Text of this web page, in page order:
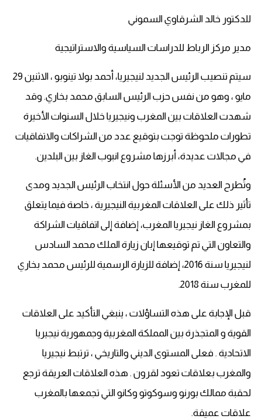
للدكتور خالد الشرقاوي السموني
مدير مركز الرباط للدراسات السياسية والاستراتيجية
سيتم تنصيب الرئيس الجديد لنيجيريا، أحمد بولا تينوبو ، الاثنين 29
مايو ، وهو من نفس حزب الرئيس السابق محمد بخاري. وقد
شهدت العلاقات بين المغرب ونيجيريا خلال السنوات الأخيرة
تطورات ملحوظة توجت بتوقيع عدد من الشراكات والاتفاقيات
في مجالات عديدة، أبرزها مشروع انبوب الغاز بين البلدين.
وتُطرح العديد من الأسئلة حول انتخاب الرئيس الجديد ومدى
تأثير ذلك على العلاقات المغربية النيجيرية ، خاصة فيما يتعلق
بمشروع الغاز نيجيريا المغرب، إضافة إلى اتفاقيات الشراكة
والتعاون التي تم توقيعها إبان زيارة الملك محمد السادس
لنيجيريا سنة 2016، إضافة للزيارة الرسمية للرئيس محمد بخاري
للمغرب سنة 2018.
قبل الإجابة على هذه التساؤلات ، ينبغي التأكيد على العلاقات
القوية و المتجذرة بين المملكة المغربية وجمهورية نيجيريا
الاتحادية . فعلى المستوى الديني والتاريخي ، ترتبط نيجيريا
والمغرب بعلاقات تعود لقرون . هذه العلاقات العريقة ترجع
لحقبة ممالك بورنو وسوكوتو وكانو التي تجمعها بالمغرب
علاقات عميقة.